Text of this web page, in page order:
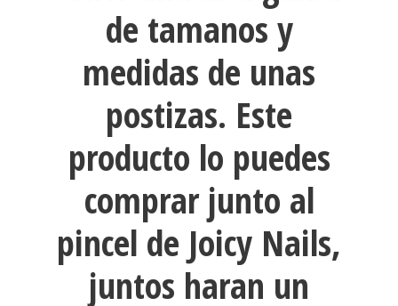
de tamanos y
medidas de unas
postizas. Este
producto lo puedes
comprar junto al
pincel de Joicy Nails,
juntos haran un